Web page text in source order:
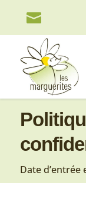

Date d’entrée